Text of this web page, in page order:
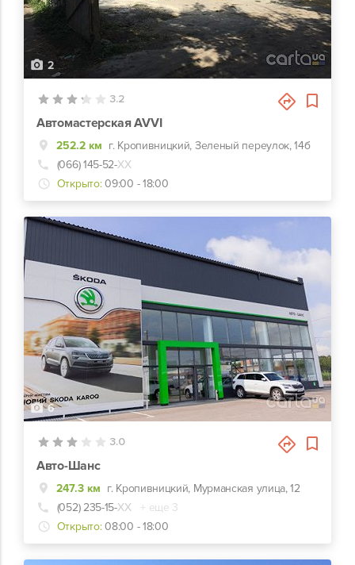
2
3.2
Автомастерская AVVI
252.2 км г. Кропивницкий, Зеленый переулок, 14б
(066) 145-52-ХХ
Открыто: 09:00 - 18:00
6
3.0
Авто-Шанс
247.3 км г. Кропивницкий, Мурманская улица, 12
(052) 235-15-ХХ
+ еще 3
Открыто: 08:00 - 18:00